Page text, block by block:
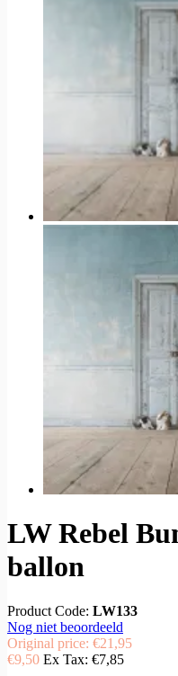
LW Rebel
ballon
Product Code: LW133
Nog niet beoordeeld
Original price: €21,95
€9,50 Ex Tax: €7,85